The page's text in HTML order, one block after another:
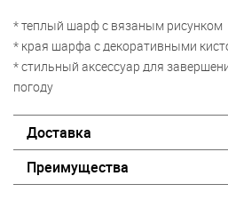
* теплый шарф с вязаным рисунком
* края шарфа с декоративными
* стильный аксессуар для
погоду
Доставка
Преимущества